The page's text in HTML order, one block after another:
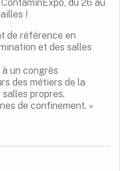
du 26 au
!
de référence en
et des salles
un congrès
des métiers de la
propres,
de confinement. »